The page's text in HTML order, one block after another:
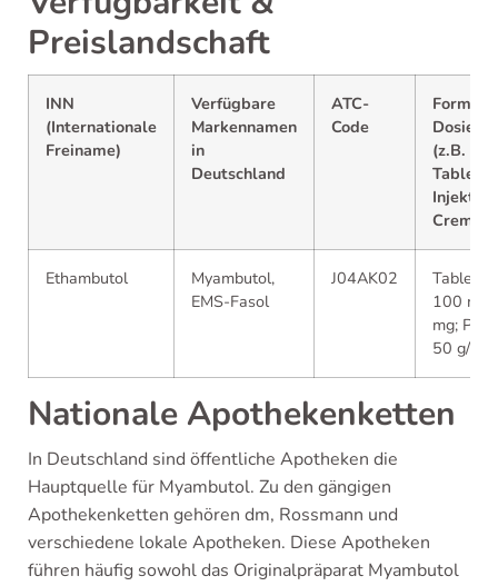
Preislandschaft
INN
(Internationale
Freiname)
Verfügbare
Markennamen
in
Deutschland
ATC-
Code
Formen
(z.B.
Cremes)
Ethambutol
Myambutol,
EMS-Fasol
J04AK02
Tablette:
100
mg;
50 g/
Nationale Apothekenketten
In Deutschland sind öffentliche Apotheken die
Hauptquelle für Myambutol. Zu den gängigen
Apothekenketten gehören dm, Rossmann und
verschiedene lokale Apotheken. Diese Apotheken
führen häufig sowohl das Originalpräparat Myambutol